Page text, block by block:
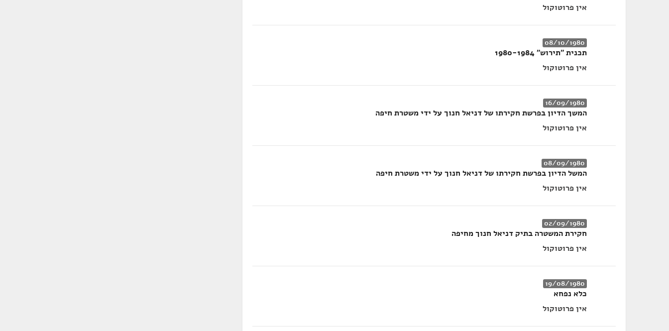
אין פרוטוקול
08/10/1980
תכנית ״תירוש״ 1980-1984
אין פרוטוקול
16/09/1980
המשך הדיון בפרשת חקירתו של דניאל חנוך על ידי משטרת חיפה
אין פרוטוקול
08/09/1980
המשל הדיון בפרשת חקירתו של דניאל חנוך על ידי משטרת חיפה
אין פרוטוקול
02/09/1980
חקירת המשטרה בתיק דניאל חנוך מחיפה
אין פרוטוקול
19/08/1980
כלא נפחא
אין פרוטוקול